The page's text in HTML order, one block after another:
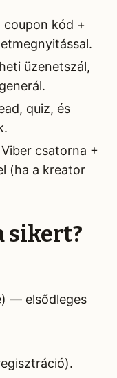
coupon kód +
üzenetszál,
quiz, és
csatorna +
(ha a kreator
sikert?
— elsődleges